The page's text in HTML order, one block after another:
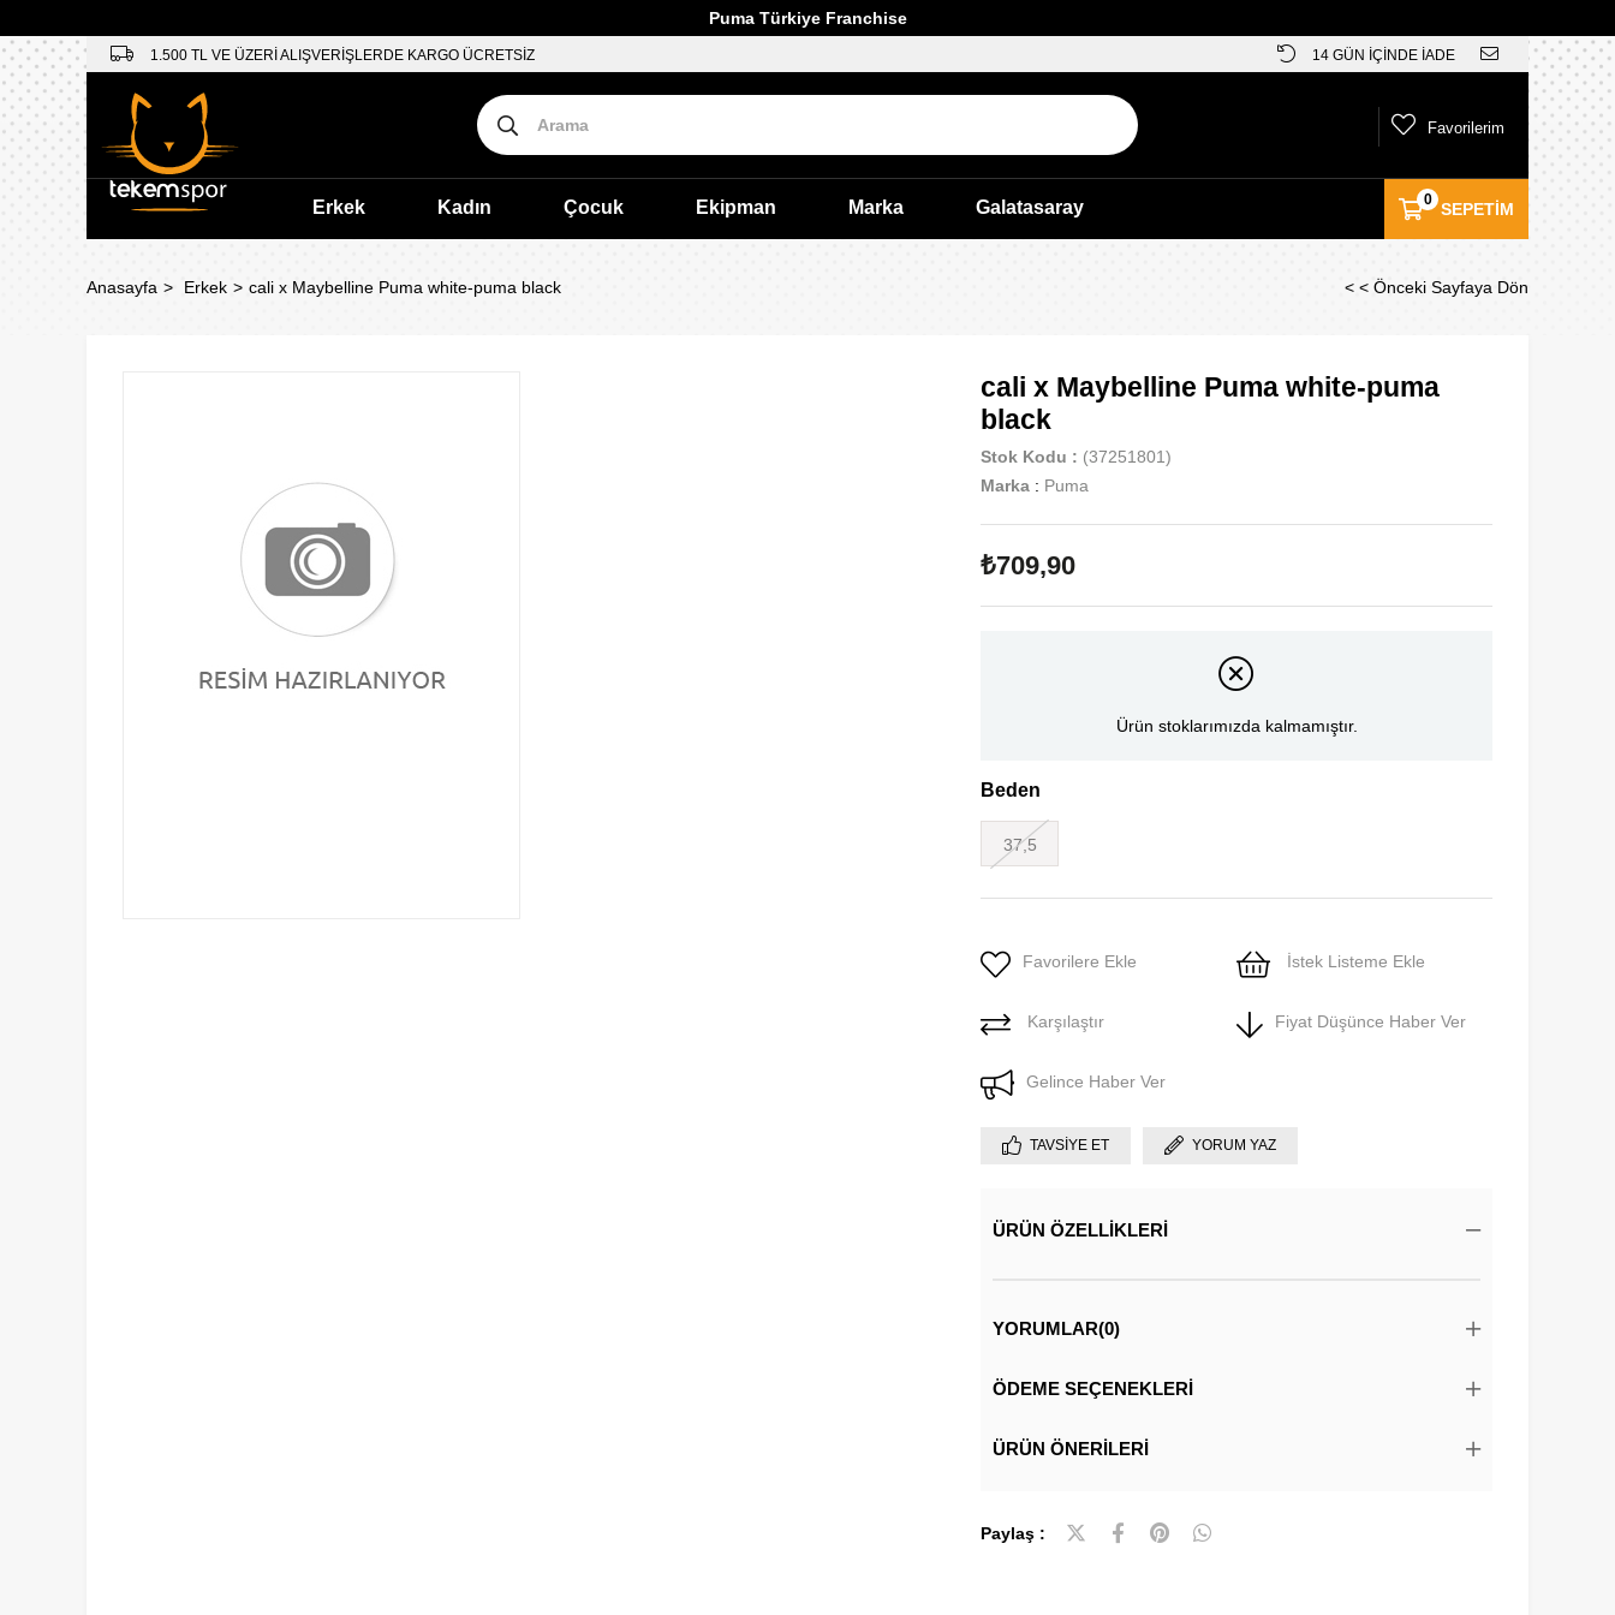
Puma Türkiye Franchise
1.500 TL VE ÜZERİ ALIŞVERİŞLERDE KARGO ÜCRETSİZ 14 GÜN İÇİNDE İADE
SEPETIM
0
Favorilerim
Erkek Kadın Çocuk Ekipman Marka Galatasaray
Anasayfa Erkek cali x Maybelline Puma white-puma black < < Önceki Sayfaya Dön
cali x Maybelline Puma white-puma
black
Stok Kodu
(37251801)
Marka : Puma
₺709,90
Ürün stoklarımızda kalmamıştır.
Beden
37,5
Favorilere Ekle İstek Listeme Ekle
Karşılaştır Fiyat Düşünce Haber Ver
Gelince Haber Ver
TAVSIYE ET YORUM YAZ
ÜRÜN ÖZELLIKLERI
YORUMLAR(0)
ÖDEME SEÇENEKLERI
ÜRÜN ÖNERILERI
Paylaş :